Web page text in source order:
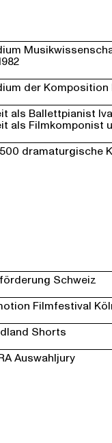
der Komposition
als Ballettpianist
als Filmkomponist
dramaturgische
Schweiz
Filmfestival
Shorts
Auswahljury